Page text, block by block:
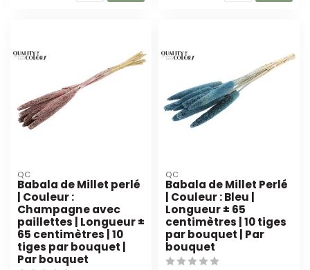
QC
Babala de Millet perlé
| Couleur :
Champagne avec
paillettes | Longueur ±
65 centimètres | 10
tiges par bouquet |
Par bouquet
QC
Babala de Millet Perlé
| Couleur : Bleu |
Longueur ± 65
centimètres | 10 tiges
par bouquet | Par
bouquet